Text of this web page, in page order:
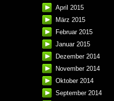
April 2015
März 2015
Februar 2015
Januar 2015
Dezember 2014
November 2014
Oktober 2014
September 2014